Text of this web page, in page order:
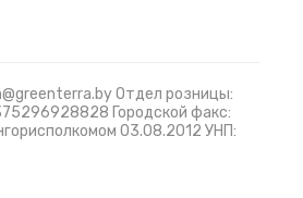
Отдел розницы:
Городской факс:
03.08.2012 УНП: